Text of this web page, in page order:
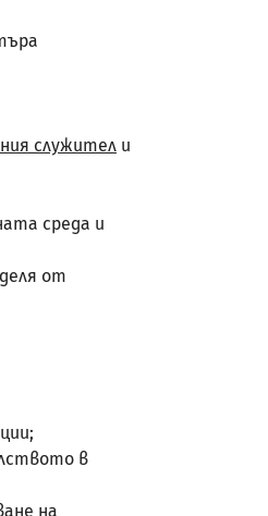
служител и
среда и
от
в
на